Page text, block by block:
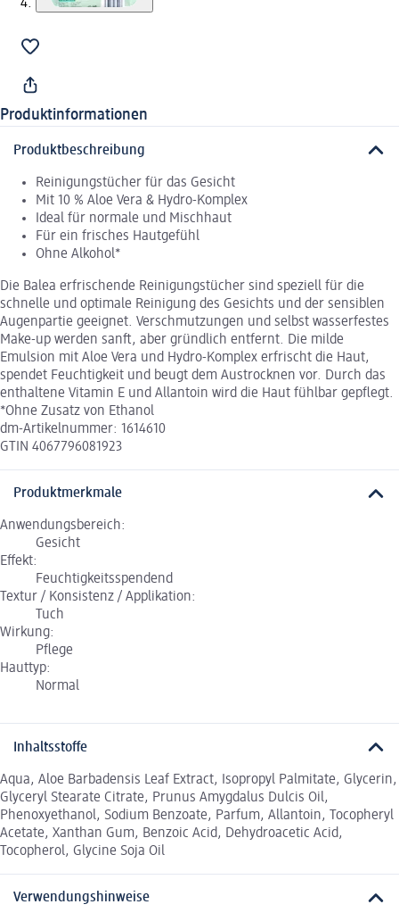
Produktinformationen
Produktbeschreibung
Reinigungstücher für das Gesicht
Mit 10 % Aloe Vera & Hydro-Komplex
Ideal für normale und Mischhaut
Für ein frisches Hautgefühl
Ohne Alkohol*
Die Balea erfrischende Reinigungstücher sind speziell für die
schnelle und optimale Reinigung des Gesichts und der sensiblen
Augenpartie geeignet. Verschmutzungen und selbst wasserfestes
Make-up werden sanft, aber gründlich entfernt. Die milde
Emulsion mit Aloe Vera und Hydro-Komplex erfrischt die Haut,
spendet Feuchtigkeit und beugt dem Austrocknen vor. Durch das
enthaltene Vitamin E und Allantoin wird die Haut fühlbar gepflegt.
*Ohne Zusatz von Ethanol
dm-Artikelnummer: 1614610
GTIN 4067796081923
Produktmerkmale
Anwendungsbereich:
Gesicht
Effekt:
Feuchtigkeitsspendend
Textur / Konsistenz / Applikation:
Tuch
Wirkung:
Pflege
Hauttyp:
Normal
Inhaltsstoffe
Aqua, Aloe Barbadensis Leaf Extract, Isopropyl Palmitate, Glycerin,
Glyceryl Stearate Citrate, Prunus Amygdalus Dulcis Oil,
Phenoxyethanol, Sodium Benzoate, Parfum, Allantoin, Tocopheryl
Acetate, Xanthan Gum, Benzoic Acid, Dehydroacetic Acid,
Tocopherol, Glycine Soja Oil
Verwendungshinweise